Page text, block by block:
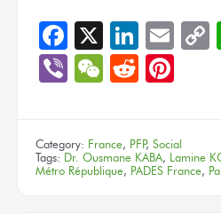
Facebook
X
ViberWeChat
Reddit
Category: France, PFP, Social
Tags: Dr. Ousmane KABA, Lamine
Métro République, PADES France,